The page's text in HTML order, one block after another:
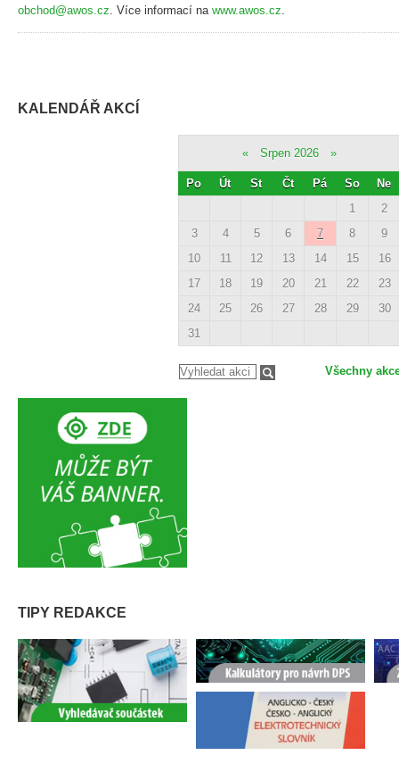
obchod@awos.cz. Více informací na www.awos.cz.
KALENDÁŘ AKCÍ
« Srpen 2026 »
Po Út St Čt Pá So
Ne
1
2
3
4 5 6 7 8
9
10
11 12 13 14 15
16
17
18 19 20 21 22
23
24
25 26 27 28 29
30
31
Všechny
TIPY REDAKCE